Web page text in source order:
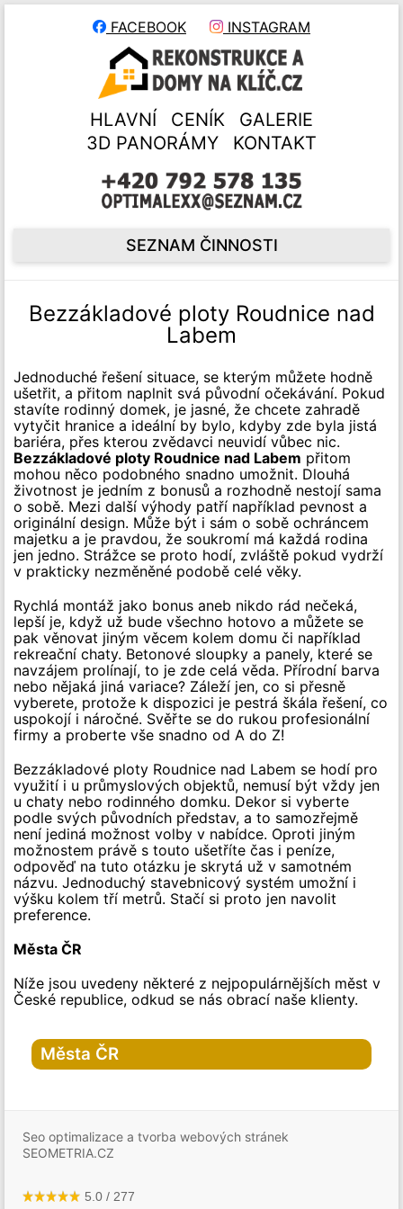
FACEBOOK INSTAGRAM
HLAVNÍ CENÍK
GALERIE
3D PANORÁMY
KONTAKT
SEZNAM ČINNOSTI
Bezzákladové ploty Roudnice nad
Labem
Jednoduché řešení situace, se kterým můžete hodně
ušetřit, a přitom naplnit svá původní očekávání. Pokud
stavíte rodinný domek, je jasné, že chcete zahradě
vytyčit hranice a ideální by bylo, kdyby zde byla jistá
bariéra, přes kterou zvědavci neuvidí vůbec nic.
Bezzákladové ploty Roudnice nad Labem přitom
mohou něco podobného snadno umožnit. Dlouhá
životnost je jedním z bonusů a rozhodně nestojí sama
o sobě. Mezi další výhody patří například pevnost a
originální design. Může být i sám o sobě ochráncem
majetku a je pravdou, že soukromí má každá rodina
jen jedno. Strážce se proto hodí, zvláště pokud vydrží
v prakticky nezměněné podobě celé věky.
Rychlá montáž jako bonus aneb nikdo rád nečeká,
lepší je, když už bude všechno hotovo a můžete se
pak věnovat jiným věcem kolem domu či například
rekreační chaty. Betonové sloupky a panely, které se
navzájem prolínají, to je zde celá věda. Přírodní barva
nebo nějaká jiná variace? Záleží jen, co si přesně
vyberete, protože k dispozici je pestrá škála řešení, co
uspokojí i náročné. Svěřte se do rukou profesionální
firmy a proberte vše snadno od A do Z!
Bezzákladové ploty Roudnice nad Labem se hodí pro
využití i u průmyslových objektů, nemusí být vždy jen
u chaty nebo rodinného domku. Dekor si vyberte
podle svých původních představ, a to samozřejmě
není jediná možnost volby v nabídce. Oproti jiným
možnostem právě s touto ušetříte čas i peníze,
odpověď na tuto otázku je skrytá už v samotném
názvu. Jednoduchý stavebnicový systém umožní i
výšku kolem tří metrů. Stačí si proto jen navolit
preference.
Města ČR
Níže jsou uvedeny některé z nejpopulárnějších měst v
České republice, odkud se nás obrací naše klienty.
Města ČR
Praha-1
Praha-2
Praha-5
Seo optimalizace a tvorba webových stránek
SEOMETRIA.CZ
5.0 / 277